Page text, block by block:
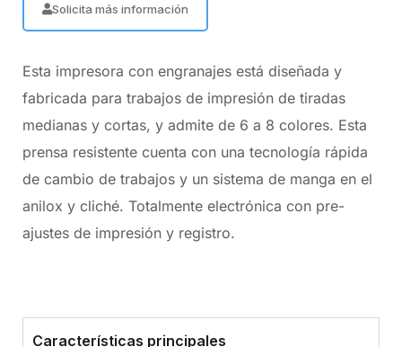
Solicita más información
Esta impresora con engranajes está diseñada y
fabricada para trabajos de impresión de tiradas
medianas y cortas, y admite de 6 a 8 colores. Esta
prensa resistente cuenta con una tecnología rápida
de cambio de trabajos y un sistema de manga en el
anilox y cliché. Totalmente electrónica con pre-
ajustes de impresión y registro.
Características principales